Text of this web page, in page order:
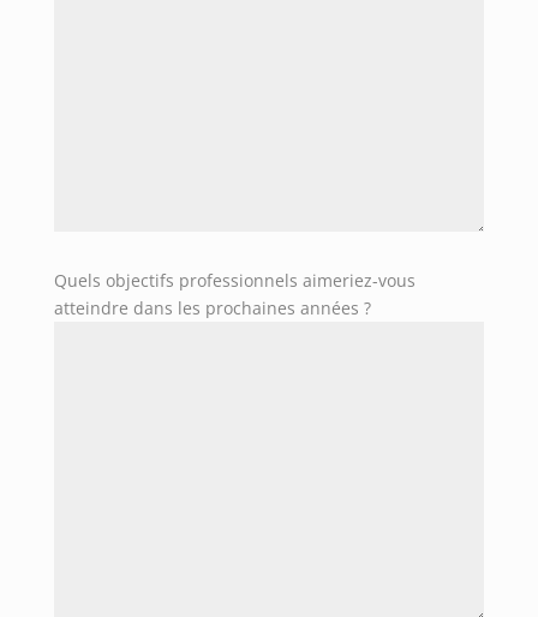
Quels objectifs professionnels aimeriez-vous
atteindre dans les prochaines années ?